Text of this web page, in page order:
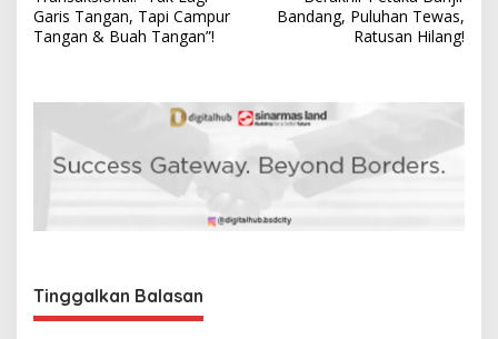
v
i
o
Garis Tangan, Tapi Campur
Tangan & Buah Tangan”!
Bandang, Puluhan Tewas,
Ratusan Hilang!
Tinggalkan Balasan